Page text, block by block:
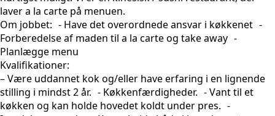
laver a la carte på menuen.
Om jobbet: - Have det overordnede ansvar i køkkenet -
Forberedelse af maden til a la carte og take away -
Planlægge menu
Kvalifikationer:
– Være uddannet kok og/eller have erfaring i en lignende
stilling i mindst 2 år. - Køkkenfærdigheder. - Vant til et
køkken og kan holde hovedet koldt under pres. -